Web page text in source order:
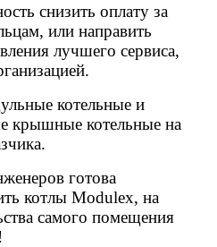
снизить оплату за
или направить
лучшего сервиса,
котельные и
крышные котельные на
готова
котлы Modulex, на
самого помещения